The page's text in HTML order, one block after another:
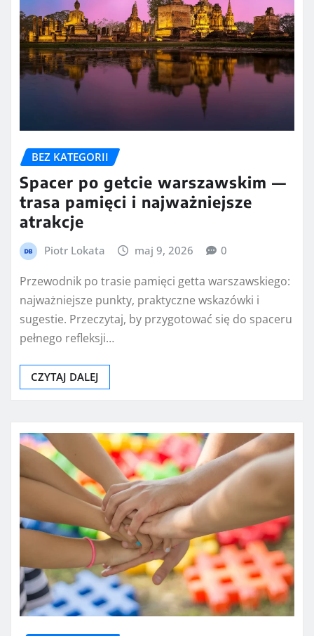
BEZ KATEGORII
Spacer po getcie warszawskim —
trasa pamięci i najważniejsze
atrakcje
Piotr Lokata maj 9, 2026 0
Przewodnik po trasie pamięci getta warszawskiego:
najważniejsze punkty, praktyczne wskazówki i
sugestie. Przeczytaj, by przygotować się do spaceru
pełnego refleksji…
CZYTAJ DALEJ